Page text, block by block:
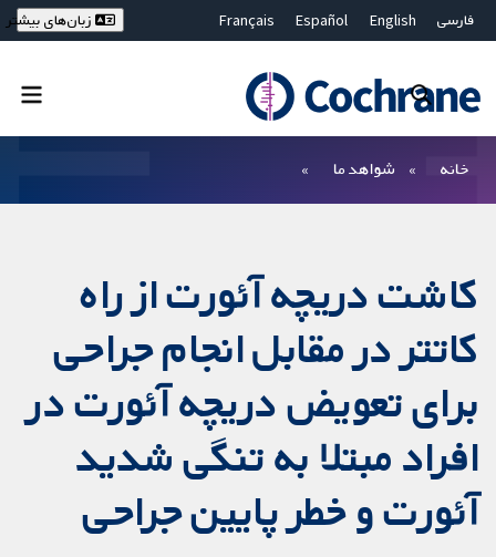
فارسی English
Español
Français
Bahasa Malaysia
ไทย
繁體中文
زبان‌های بیشتر
خانه شواهد ما
کاشت دریچه آئورت از راه
کاتتر در مقابل انجام جراحی
برای تعویض دریچه آئورت در
افراد مبتلا به تنگی شدید
آئورت و خطر پایین جراحی